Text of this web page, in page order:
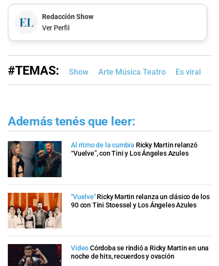
Redacción Show
Ver Perfil
#TEMAS: Show Arte Música Teatro Es viral
Además tenés que leer:
Al ritmo de la cumbia Ricky Martin relanzó
“Vuelve”, con Tini y Los Ángeles Azules
"Vuelve" Ricky Martin relanza un clásico de los
90 con Tini Stoessel y Los Ángeles Azules
VideoCórdoba se rindió a Ricky Martin en una
noche de hits, recuerdos y ovación